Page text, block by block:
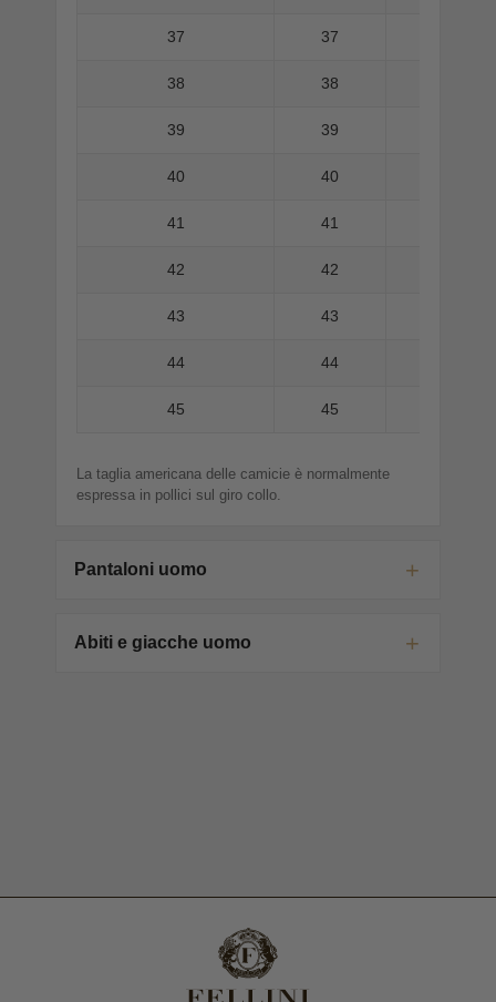
37 37
38 38
39 39
40 40
41 41
42 42
43 43
44 44
45 45
La taglia americana delle camicie è normalmente
espressa in pollici sul giro collo.
Pantaloni uomo
Abiti e giacche uomo